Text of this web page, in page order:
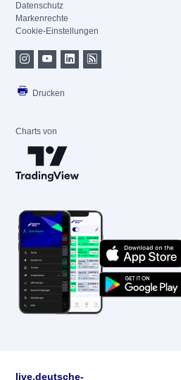
Datenschutz
Markenrechte
Cookie-Einstellungen
Drucken
Charts von
live.deutsche-